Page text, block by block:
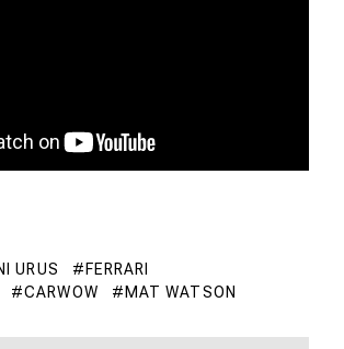
URUS
FERRARI
CARWOW MAT WATSON